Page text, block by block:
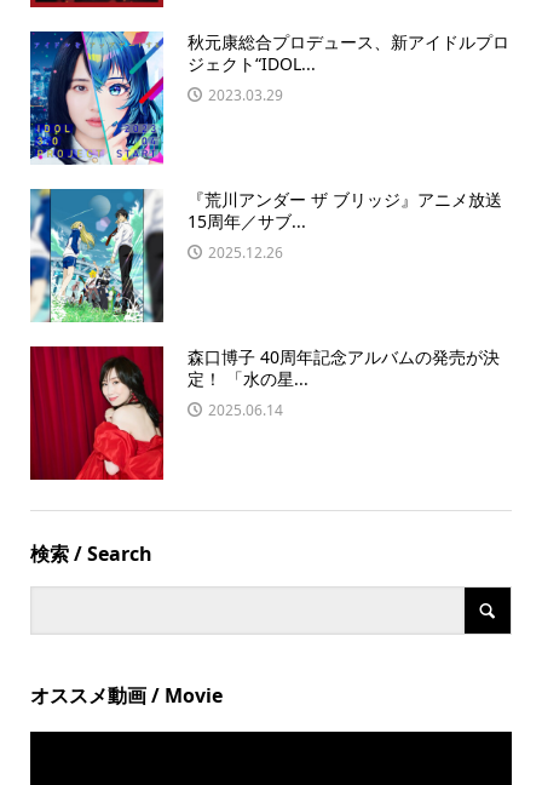
秋元康総合プロデュース、新アイドルプロ
ジェクト“IDOL...
2023.03.29
『荒川アンダー ザ ブリッジ』アニメ放送
15周年／サブ...
2025.12.26
森口博子 40周年記念アルバムの発売が決
定！ 「水の星...
2025.06.14
検索 / Search
オススメ動画 / Movie